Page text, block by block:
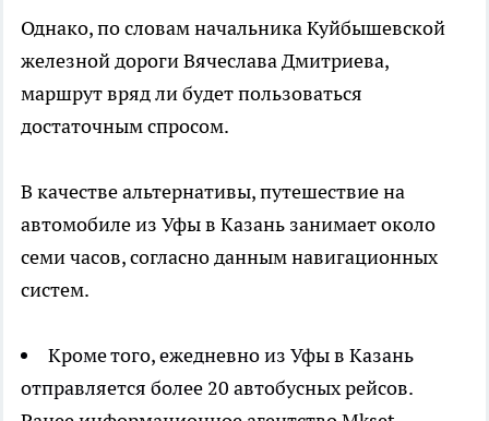
Однако, по словам начальника Куйбышевской
железной дороги Вячеслава Дмитриева,
маршрут вряд ли будет пользоваться
достаточным спросом.
В качестве альтернативы, путешествие на
автомобиле из Уфы в Казань занимает около
семи часов, согласно данным навигационных
систем.
Кроме того, ежедневно из Уфы в Казань
отправляется более 20 автобусных рейсов.